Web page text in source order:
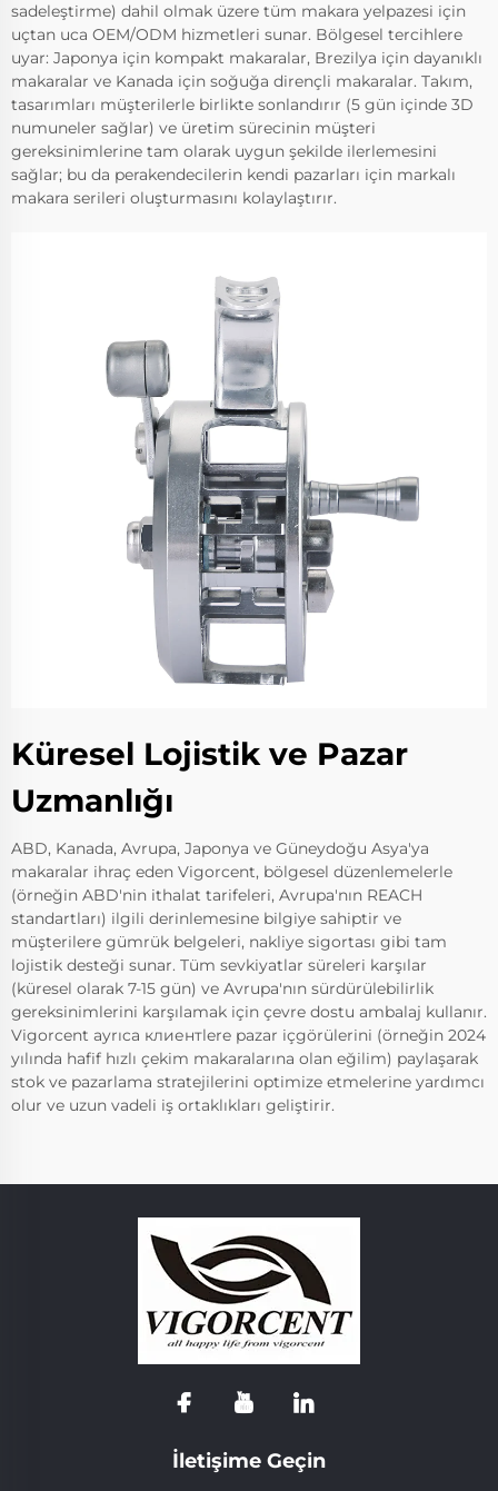
sadeleştirme) dahil olmak üzere tüm makara yelpazesi için
uçtan uca OEM/ODM hizmetleri sunar. Bölgesel tercihlere
uyar: Japonya için kompakt makaralar, Brezilya için dayanıklı
makaralar ve Kanada için soğuğa dirençli makaralar. Takım,
tasarımları müşterilerle birlikte sonlandırır (5 gün içinde 3D
numuneler sağlar) ve üretim sürecinin müşteri
gereksinimlerine tam olarak uygun şekilde ilerlemesini
sağlar; bu da perakendecilerin kendi pazarları için markalı
makara serileri oluşturmasını kolaylaştırır.
Küresel Lojistik ve Pazar
Uzmanlığı
ABD, Kanada, Avrupa, Japonya ve Güneydoğu Asya'ya
makaralar ihraç eden Vigorcent, bölgesel düzenlemelerle
(örneğin ABD'nin ithalat tarifeleri, Avrupa'nın REACH
standartları) ilgili derinlemesine bilgiye sahiptir ve
müşterilere gümrük belgeleri, nakliye sigortası gibi tam
lojistik desteği sunar. Tüm sevkiyatlar süreleri karşılar
(küresel olarak 7-15 gün) ve Avrupa'nın sürdürülebilirlik
gereksinimlerini karşılamak için çevre dostu ambalaj kullanır.
Vigorcent ayrıca клиентlere pazar içgörülerini (örneğin 2024
yılında hafif hızlı çekim makaralarına olan eğilim) paylaşarak
stok ve pazarlama stratejilerini optimize etmelerine yardımcı
olur ve uzun vadeli iş ortaklıkları geliştirir.
İletişime Geçin